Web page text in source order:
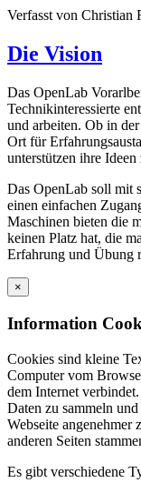
Verfasst von Christian
Die Vision
Das OpenLab
Technikinteressierte
und arbeiten. Ob in
Ort für
unterstützen ihre
Das OpenLab soll mit
einen einfachen
Maschinen bieten die
keinen Platz hat, die
Erfahrung und Übung
×
Information
Cookies sind kleine
Computer vom
dem Internet
Daten zu sammeln
Webseite angenehmer
anderen Seiten
Es gibt verschiedene